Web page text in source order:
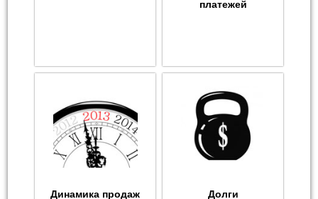
платежей
Динамика продаж Долги